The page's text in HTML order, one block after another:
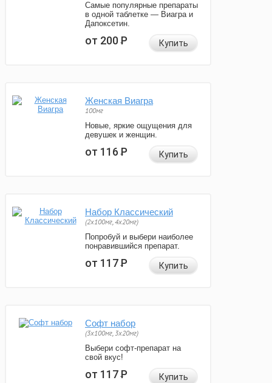
Самые популярные препараты
в одной таблетке — Виагра и
Дапоксетин.
от 200Р Купить
Женская Виагра
100мг
Новые, яркие ощущения для
девушек и женщин.
от 116Р Купить
Набор Классический
(2x100мг, 4x20мг)
Попробуй и выбери наиболее
понравившийся препарат.
от 117Р Купить
Софт набор
(3x100мг, 3x20мг)
Выбери софт-препарат на
свой вкус!
от 117Р Купить